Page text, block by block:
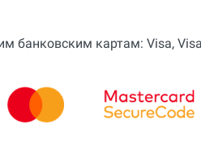
картам: Visa, Visa